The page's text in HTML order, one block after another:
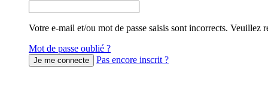
Votre e-mail et/ou mot de passe saisis sont incorrects. Veuillez
Mot de passe oublié ?
Pas encore inscrit ?